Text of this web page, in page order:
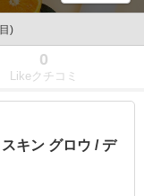
)
0
Likeクチコミ
キン グロウ / デ